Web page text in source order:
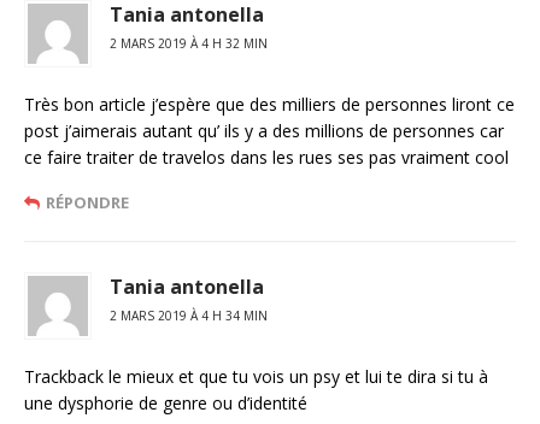
Tania antonella
2 MARS 2019 À 4 H 32 MIN
Très bon article j’espère que des milliers de personnes liront ce
post j’aimerais autant qu’ ils y a des millions de personnes car
ce faire traiter de travelos dans les rues ses pas vraiment cool
RÉPONDRE
Tania antonella
2 MARS 2019 À 4 H 34 MIN
Trackback le mieux et que tu vois un psy et lui te dira si tu à
une dysphorie de genre ou d’identité